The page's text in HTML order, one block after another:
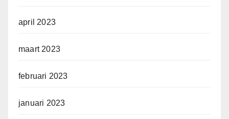
april 2023
maart 2023
februari 2023
januari 2023